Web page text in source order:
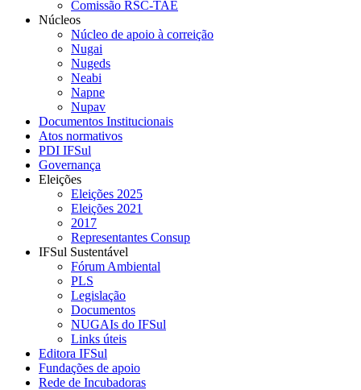
Comissão RSC-TAE
Núcleos
Núcleo de apoio à correição
Nugai
Nugeds
Neabi
Napne
Nupav
Documentos Institucionais
Atos normativos
PDI IFSul
Governança
Eleições
Eleições 2025
Eleições 2021
2017
Representantes Consup
IFSul Sustentável
Fórum Ambiental
PLS
Legislação
Documentos
NUGAIs do IFSul
Links úteis
Editora IFSul
Fundações de apoio
Rede de Incubadoras